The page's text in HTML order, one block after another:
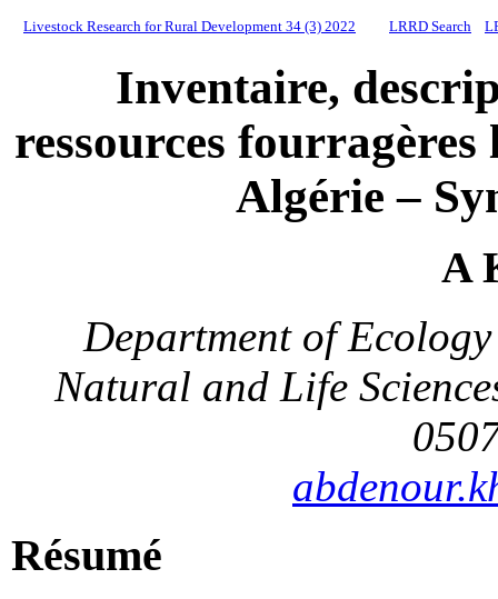
Livestock Research for Rural Development 34 (3) 2022 LRRD Search
Inventaire,
ressources
Algérie –
A
Department of
Natural and Life
Résumé